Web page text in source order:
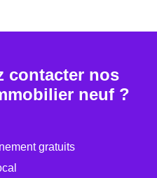
Performances
énergétiques
Impact environnemental
contacter nos
neuf ?
gratuits